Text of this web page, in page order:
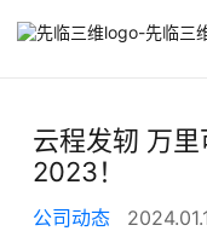
首页
公司
云程发轫 万
2023！
公司动态